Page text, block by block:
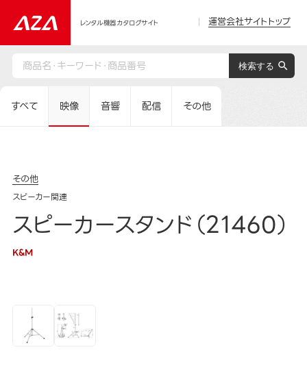
レンタル機器カタログサイト 運営会社サイトトップ
すべて 映像 音響 配信 その他
その他
スピーカー関連
スピーカースタンド（21460）
K&M